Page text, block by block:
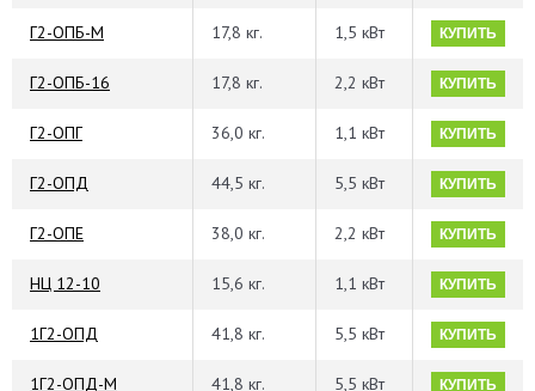
Г2-ОПБ-М 17,8 кг. 1,5 кВт КУПИТЬ
Г2-ОПБ-16 17,8 кг. 2,2 кВт КУПИТЬ
Г2-ОПГ 36,0 кг. 1,1 кВт КУПИТЬ
Г2-ОПД 44,5 кг. 5,5 кВт КУПИТЬ
Г2-ОПЕ 38,0 кг. 2,2 кВт КУПИТЬ
НЦ 12-10 15,6 кг. 1,1 кВт КУПИТЬ
1Г2-ОПД 41,8 кг. 5,5 кВт КУПИТЬ
1Г2-ОПД-М 41,8 кг. 5,5 кВт КУПИТЬ